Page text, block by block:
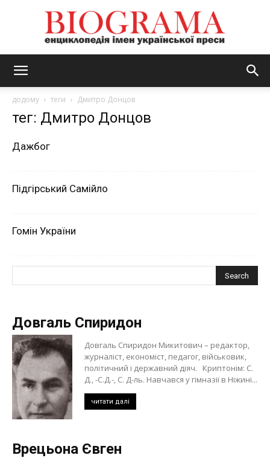
додому теги Дмитро Донцов
тег: Дмитро Донцов
Дажбог
Підгірський Самійло
Гомін України
Довгаль Спиридон
Довгаль Спиридон Микитович – редактор,
журналіст, економіст, педагог, військовик,
політичний і державний діяч. Криптонім: С.
Д., -С.Д.-, С. Д-ль. Навчався у гімназії в Ніжині...
читати далі
Врецьона Євген